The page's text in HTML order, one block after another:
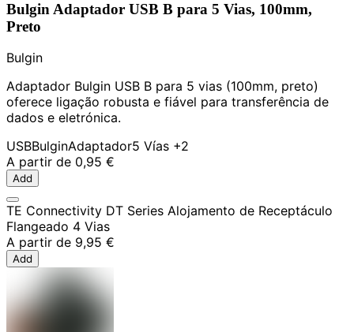
Bulgin Adaptador USB B para 5 Vias, 100mm,
Preto
Bulgin
Adaptador Bulgin USB B para 5 vias (100mm, preto)
oferece ligação robusta e fiável para transferência de
dados e eletrónica.
USBBulginAdaptador5 Vías +2
A partir de 0,95 €
Add
TE Connectivity DT Series Alojamento de Receptáculo
Flangeado 4 Vias
A partir de 9,95 €
Add